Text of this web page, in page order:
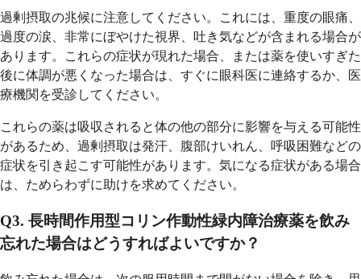
過剰摂取の兆候に注意してください。これには、重度の眼痛、
過度の涙、非常にぼやけた視界、吐き気などが含まれる場合が
あります。これらの症状が現れた場合、または薬を使いすぎた
後に体調が悪くなった場合は、すぐに眼科医に連絡するか、医
療機関を受診してください。
これらの薬は吸収されると体の他の部分に影響を与える可能性
があるため、過剰摂取は発汗、腹部けいれん、呼吸困難などの
症状を引き起こす可能性があります。気になる症状がある場合
は、ためらわずに助けを求めてください。
Q3. 長時間作用型コリン作動性緑内障治療薬を飲み
忘れた場合はどうすればよいですか？